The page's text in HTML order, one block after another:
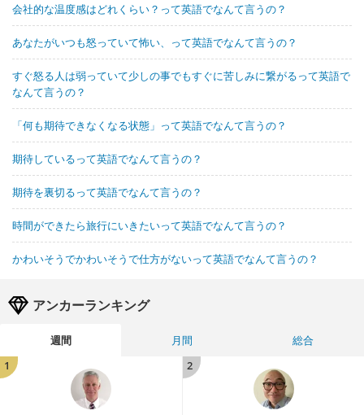
会社的な温度感はどれくらい？って英語でなんて言うの？
あなたがいつも怒っていて怖い、って英語でなんて言うの？
すぐ怒る人は弱っていて少しの事でもすぐに苦しみに繋がるって英語で
なんて言うの？
「何も期待できなくなる状態」って英語でなんて言うの？
期待しているって英語でなんて言うの？
期待を裏切るって英語でなんて言うの？
時間ができたら旅行にいきたいって英語でなんて言うの？
かわいそうでかわいそうで仕方がないって英語でなんて言うの？
アンカーランキング
週間 月間
総合
1
2